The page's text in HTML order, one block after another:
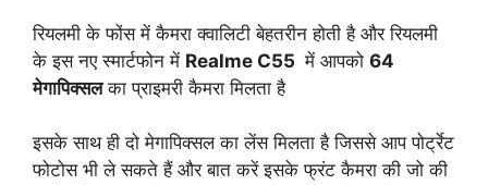
रियलमी के फोंस में कैमरा क्वालिटी बेहतरीन होती है और रियलमी
के इस नए स्मार्टफोन में Realme C55 में आपको 64
मेगापिक्सलका प्राइमरी कैमरा मिलता है
इसके साथ ही दो मेगापिक्सल का लेंस मिलता है जिससे आप पोर्ट्रेट
फोटोस भी ले सकते हैं और बात करें इसके फ्रंट कैमरा की जो की